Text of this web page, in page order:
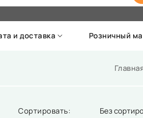
и доставка Розничный
Без